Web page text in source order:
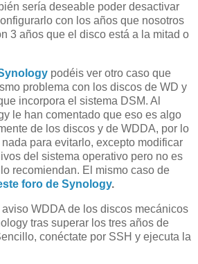
sería deseable poder desactivar
con los años que nosotros
3 años que el disco está a la mitad o
podéis ver otro caso que
problema con los discos de WD y
incorpora el sistema DSM. Al
le han comentado que eso es algo
de los discos y de WDDA, por lo
para evitarlo, excepto modificar
del sistema operativo pero no es
recomiendan. El mismo caso de
foro de Synology.
WDDA de los discos mecánicos
tras superar los tres años de
conéctate por SSH y ejecuta la